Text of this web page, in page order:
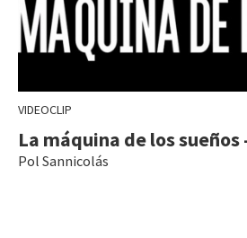
VIDEOCLIP
La máquina de los
Pol Sannicolás